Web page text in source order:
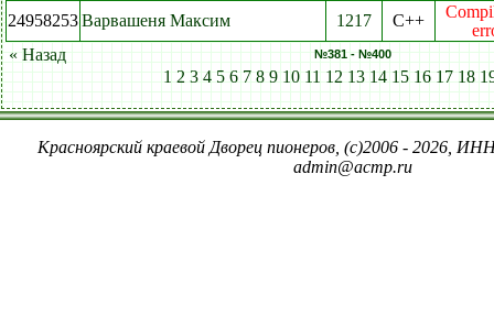
24958253Варвашеня Максим 1217 C++
« Назад
№381 - №400
1 2 3 4 5 6 7 8 9 10 11 12 13 14 15 16 17 18
Красноярский краевой Дворец пионеров, (c)2006 - 2026,
admin@acmp.ru